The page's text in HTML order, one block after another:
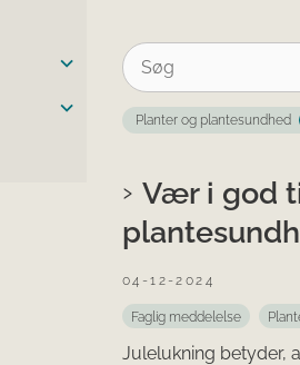
Planter og plantesundhed
Vær i god
04-12-2024
Faglig meddelelse
Julelukning betyder,